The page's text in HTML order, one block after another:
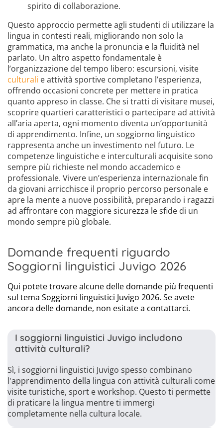
spirito di collaborazione.
Questo approccio permette agli studenti di utilizzare la
lingua in contesti reali, migliorando non solo la
grammatica, ma anche la pronuncia e la fluidità nel
parlato. Un altro aspetto fondamentale è
l’organizzazione del tempo libero: escursioni, visite
culturali e attività sportive completano l’esperienza,
offrendo occasioni concrete per mettere in pratica
quanto appreso in classe. Che si tratti di visitare musei,
scoprire quartieri caratteristici o partecipare ad attività
all’aria aperta, ogni momento diventa un’opportunità
di apprendimento. Infine, un soggiorno linguistico
rappresenta anche un investimento nel futuro. Le
competenze linguistiche e interculturali acquisite sono
sempre più richieste nel mondo accademico e
professionale. Vivere un’esperienza internazionale fin
da giovani arricchisce il proprio percorso personale e
apre la mente a nuove possibilità, preparando i ragazzi
ad affrontare con maggiore sicurezza le sfide di un
mondo sempre più globale.
Domande frequenti riguardo
Soggiorni linguistici Juvigo 2026
Qui potete trovare alcune delle domande più frequenti
sul tema Soggiorni linguistici Juvigo 2026. Se avete
ancora delle domande, non esitate a contattarci.
I soggiorni linguistici Juvigo includono
attività culturali?
Sì, i soggiorni linguistici Juvigo spesso combinano
l'apprendimento della lingua con attività culturali come
visite turistiche, sport e workshop. Questo ti permette
di praticare la lingua mentre ti immergi
completamente nella cultura locale.